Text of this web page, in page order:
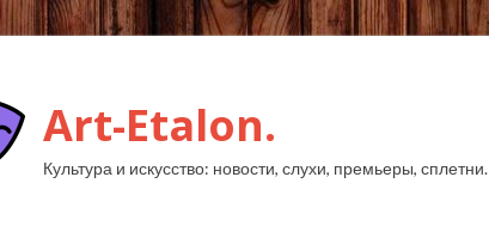
Art-Etalon.
Культура и искусство: новости, слухи, премьеры, сплетни.